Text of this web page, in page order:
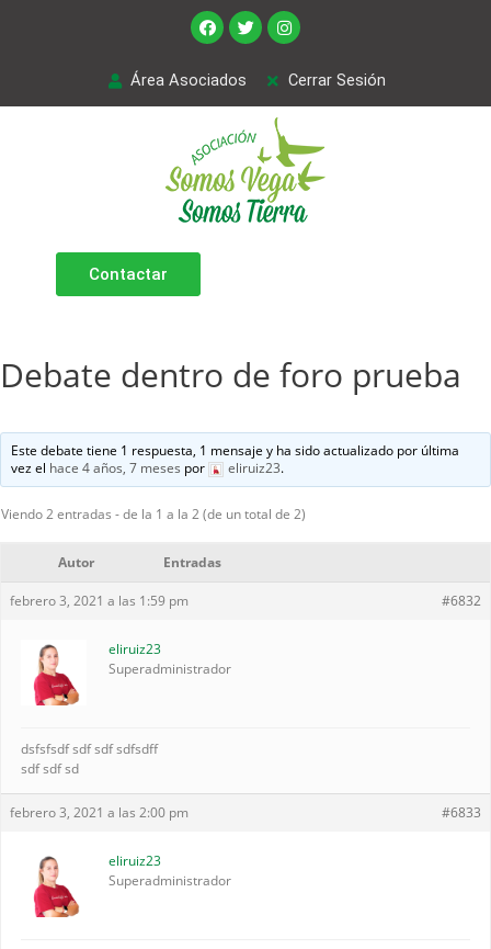
Área Asociados Cerrar Sesión
Contactar
Debate dentro de foro prueba
Este debate tiene 1 respuesta, 1 mensaje y ha sido actualizado por última
vez el hace 4 años, 7 meses por eliruiz23.
Viendo 2 entradas - de la 1 a la 2 (de un total de 2)
Autor Entradas
febrero 3, 2021 a las 1:59 pm #6832
eliruiz23
Superadministrador
dsfsfsdf sdf sdf sdfsdff
sdf sdf sd
febrero 3, 2021 a las 2:00 pm #6833
eliruiz23
Superadministrador